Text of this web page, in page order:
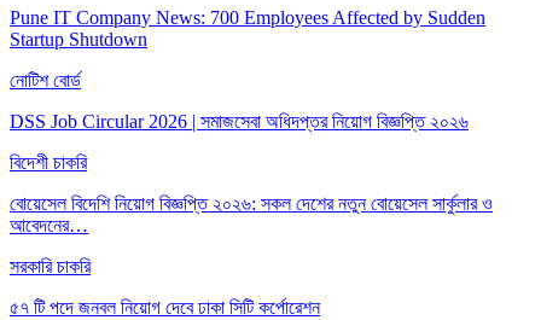
Pune IT Company News: 700 Employees Affected by Sudden
Startup Shutdown
নোটিশ বোর্ড
DSS Job Circular 2026 | সমাজসেবা অধিদপ্তর নিয়োগ বিজ্ঞপ্তি ২০২৬
বিদেশী চাকরি
বোয়েসেল বিদেশি নিয়োগ বিজ্ঞপ্তি ২০২৬: সকল দেশের নতুন বোয়েসেল সার্কুলার ও
আবেদনের…
সরকারি চাকরি
৫৭ টি পদে জনবল নিয়োগ দেবে ঢাকা সিটি কর্পোরেশন